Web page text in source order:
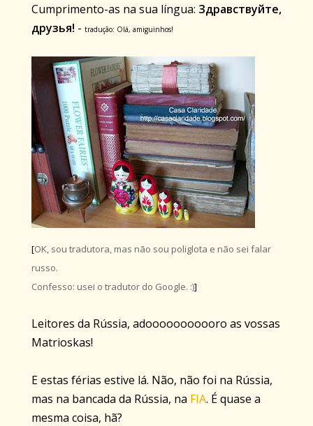
Cumprimento-as na sua língua: Здравствуйте,
друзья! - tradução: Olá, amiguinhos!
[OK, sou tradutora, mas não sou poliglota e não sei falar
russo.
Confesso: usei o tradutor do Google. :)]
Leitores da Rússia, adooooooooooro as vossas
Matrioskas!
E estas férias estive lá. Não, não foi na Rússia,
mas na bancada da Rússia, na FIA. É quase a
mesma coisa, hã?